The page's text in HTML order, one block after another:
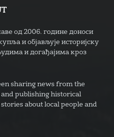
од 2006. године доноси
и објављује историјску
и догађајима кроз
sharing news from the
publishing historical
about local people and